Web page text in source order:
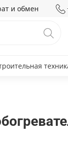
и обмен